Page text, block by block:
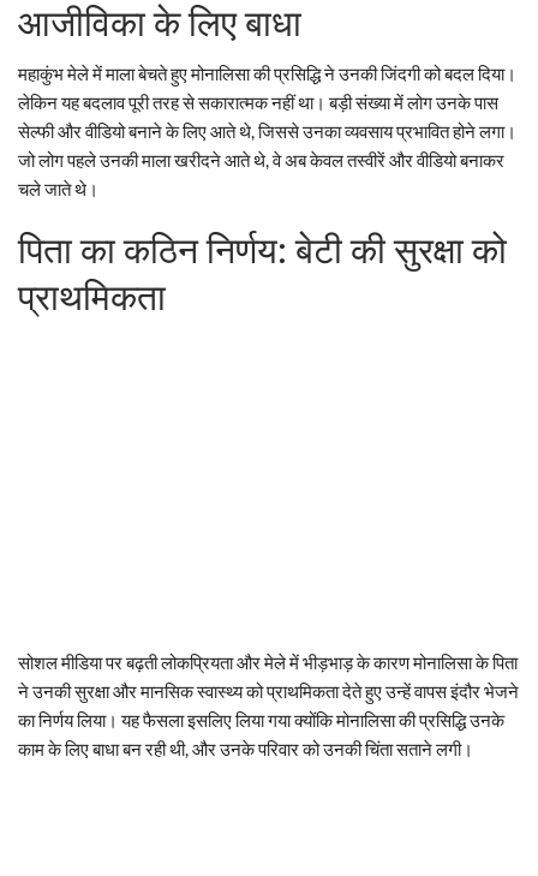
आजीविका के लिए बाधा
महाकुंभ मेले में माला बेचते हुए मोनालिसा की प्रसिद्धि ने उनकी जिंदगी को बदल दिया।
लेकिन यह बदलाव पूरी तरह से सकारात्मक नहीं था। बड़ी संख्या में लोग उनके पास
सेल्फी और वीडियो बनाने के लिए आते थे, जिससे उनका व्यवसाय प्रभावित होने लगा।
जो लोग पहले उनकी माला खरीदने आते थे, वे अब केवल तस्वीरें और वीडियो बनाकर
चले जाते थे।
पिता का कठिन निर्णय: बेटी की सुरक्षा को
प्राथमिकता
सोशल मीडिया पर बढ़ती लोकप्रियता और मेले में भीड़भाड़ के कारण मोनालिसा के पिता
ने उनकी सुरक्षा और मानसिक स्वास्थ्य को प्राथमिकता देते हुए उन्हें वापस इंदौर भेजने
का निर्णय लिया। यह फैसला इसलिए लिया गया क्योंकि मोनालिसा की प्रसिद्धि उनके
काम के लिए बाधा बन रही थी, और उनके परिवार को उनकी चिंता सताने लगी।